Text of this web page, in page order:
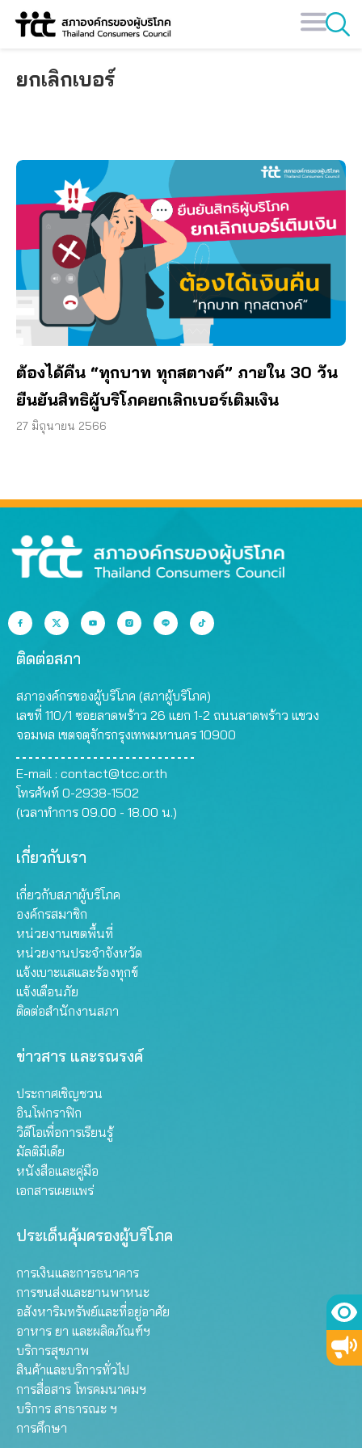
Skip
ยกเลิกเบอร์
ต้องได้คืน “ทุกบาท ทุกสตางค์” ภายใน 30 วัน
ยืนยันสิทธิผู้บริโภคยกเลิกเบอร์เติมเงิน
27 มิถุนายน 2566
ติดต่อสภา
สภาองค์กรของผู้บริโภค (สภาผู้บริโภค)
เลขที่ 110/1 ซอยลาดพร้าว 26 แยก 1-2 ถนนลาดพร้าว แขวง
จอมพล เขตจตุจักรกรุงเทพมหานคร 10900
E-mail : contact@tcc.or.th
โทรศัพท์ 0-2938-1502
(เวลาทำการ 09.00 - 18.00 น.)
เกี่ยวกับเรา
เกี่ยวกับสภาผู้บริโภค
องค์กรสมาชิก
หน่วยงานเขตพื้นที่
หน่วยงานประจำจังหวัด
แจ้งเบาะแสและร้องทุกข์
แจ้งเตือนภัย
ติดต่อสำนักงานสภา
ข่าวสาร และรณรงค์
ประกาศเชิญชวน
อินโฟกราฟิก
วิดีโอเพื่อการเรียนรู้
มัลติมีเดีย
หนังสือและคู่มือ
เอกสารเผยแพร่
ประเด็นคุ้มครองผู้บริโภค
การเงินและการธนาคาร
การขนส่งและยานพาหนะ
อสังหาริมทรัพย์และที่อยู่อาศัย
อาหาร ยา และผลิตภัณฑ์ฯ
บริการสุขภาพ
สินค้าและบริการทั่วไป
การสื่อสาร โทรคมนาคมฯ
บริการ สาธารณะ ฯ
การศึกษา